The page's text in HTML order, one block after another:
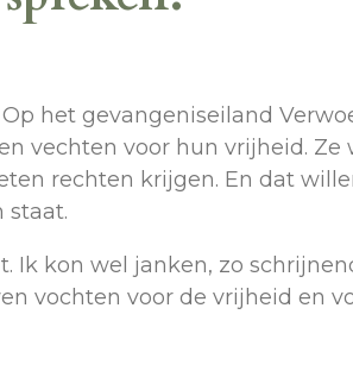
het gevangeniseiland
vechten voor hun vrijheid.
rechten krijgen. En dat
staat.
Ik kon wel janken, zo
vochten voor de vrijheid en